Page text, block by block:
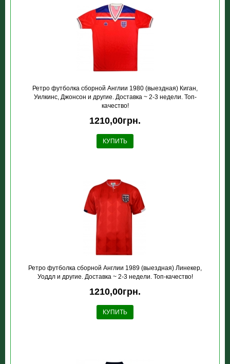
Ретро футболка сборной Англии 1980 (выездная) Киган,
Уилкинс, Джонсон и другие. Доставка ~ 2-3 недели. Топ-
качество!
1210,00грн.
КУПИТЬ
Ретро футболка сборной Англии 1989 (выездная) Линекер,
Уоддл и другие. Доставка ~ 2-3 недели. Топ-качество!
1210,00грн.
КУПИТЬ